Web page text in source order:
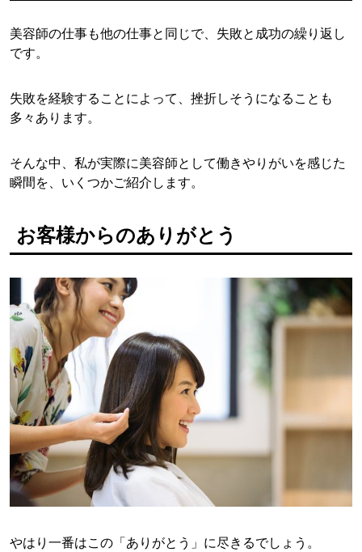
美容師の仕事も他の仕事と同じで、失敗と成功の繰り返し
です。
失敗を経験することによって、挫折しそうになることも
多々あります。
そんな中、私が実際に美容師として働きやりがいを感じた
瞬間を、いくつかご紹介します。
お客様からのありがとう
やはり一番はこの「ありがとう」に尽きるでしょう。